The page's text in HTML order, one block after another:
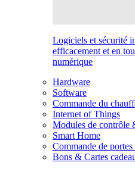
Logiciels et sécurité
efficacement et en
numérique
Hardware
Software
Commande du
Internet of Things
Modules de contrôle
Smart Home
Commande de
Bons & Cartes